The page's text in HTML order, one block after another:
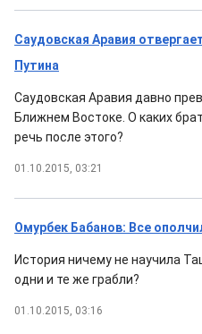
Саудовская Аравия
Путина
Саудовская Аравия давно
Ближнем Востоке. О каких
речь после этого?
01.10.2015, 03:21
Омурбек Бабанов: Все
История ничему не научила
одни и те же грабли?
01.10.2015, 03:16